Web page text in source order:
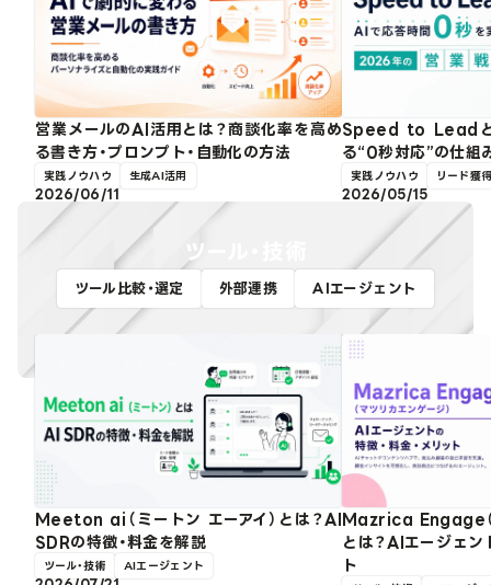
営業メールのAI活用とは？商談化率を高め
る書き方・プロンプト・自動化の方法
実践ノウハウ 生成AI活用
2026/06/11
Speed to Leadと
る“0秒対応”の仕組
実践ノウハウ リード獲
2026/05/15
ツール・技術
ツール比較・選定 外部連携 AIエージェント
Meeton ai（ミートン エーアイ）とは？AI
SDRの特徴・料金を解説
ツール・技術 AIエージェント
Mazrica Engage（
とは？AIエージェン
ト